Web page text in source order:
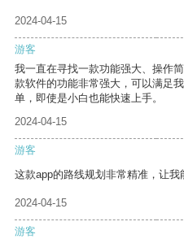
2024-04-15
游客
我一直在寻找一款功能强大、操作
款软件的功能非常强大，可以满足
单，即使是小白也能快速上手。
2024-04-15
游客
这款app的路线规划非常精准，让我
2024-04-15
游客